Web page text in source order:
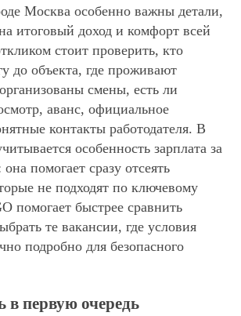
Москва особенно важны детали,
итоговый доход и комфорт всей
стоит проверить, кто
до объекта, где проживают
смены, есть ли
аванс, официальное
контакты работодателя. В
особенность зарплата за
помогает сразу отсеять
не подходят по ключевому
помогает быстрее сравнить
те вакансии, где условия
подробно для безопасного
в первую очередь